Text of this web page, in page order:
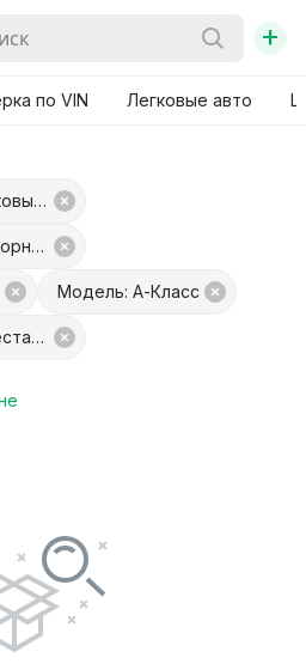
+
по VIN Легковые авто
Тип: Запчасти для легковых авто
Запчасть: Пластик моторного отсека
Модель: A-Класс
Поколение: I (W168) Рестайлинг